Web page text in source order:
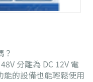
？
分離為 DC 12V 電
能的設備也能輕鬆使用